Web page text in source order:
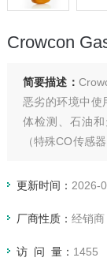
Crowcon
简要描述：
恶劣的环境中使
体检测、石油
（特殊CO传感
性和防尘保护、
更新时间： 2026-
厂商性质： 经销商
访 问 量： 1455